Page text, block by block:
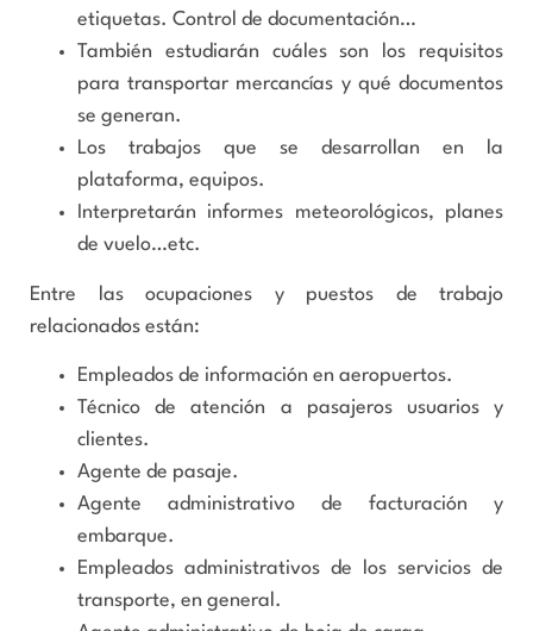
etiquetas. Control de documentación…
También estudiarán cuáles son los requisitos
para transportar mercancías y qué documentos
se generan.
Los trabajos que se desarrollan en la
plataforma, equipos.
Interpretarán informes meteorológicos, planes
de vuelo…etc.
Entre las ocupaciones y puestos de trabajo
relacionados están:
Empleados de información en aeropuertos.
Técnico de atención a pasajeros usuarios y
clientes.
Agente de pasaje.
Agente administrativo de facturación y
embarque.
Empleados administrativos de los servicios de
transporte, en general.